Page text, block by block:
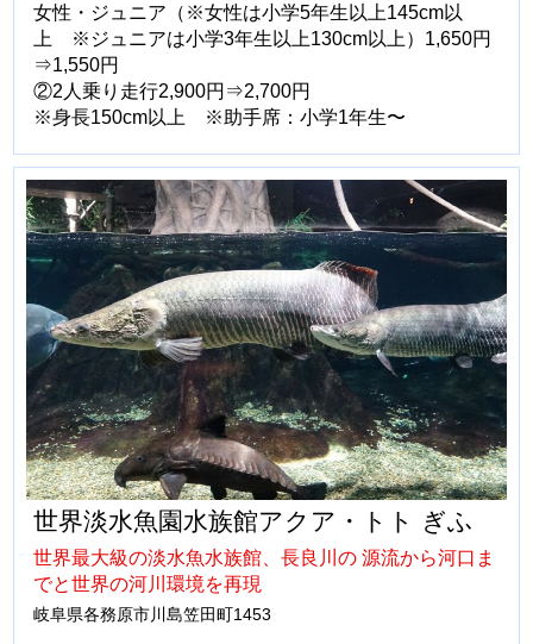
女性・ジュニア（※女性は小学5年生以上145cm以
上 ※ジュニアは小学3年生以上130cm以上）1,650円
⇒1,550円
②2人乗り走行2,900円⇒2,700円
※身長150cm以上 ※助手席：小学1年生〜
世界淡水魚園水族館アクア・トト ぎふ
世界最大級の淡水魚水族館、長良川の 源流から河口ま
でと世界の河川環境を再現
岐阜県各務原市川島笠田町1453